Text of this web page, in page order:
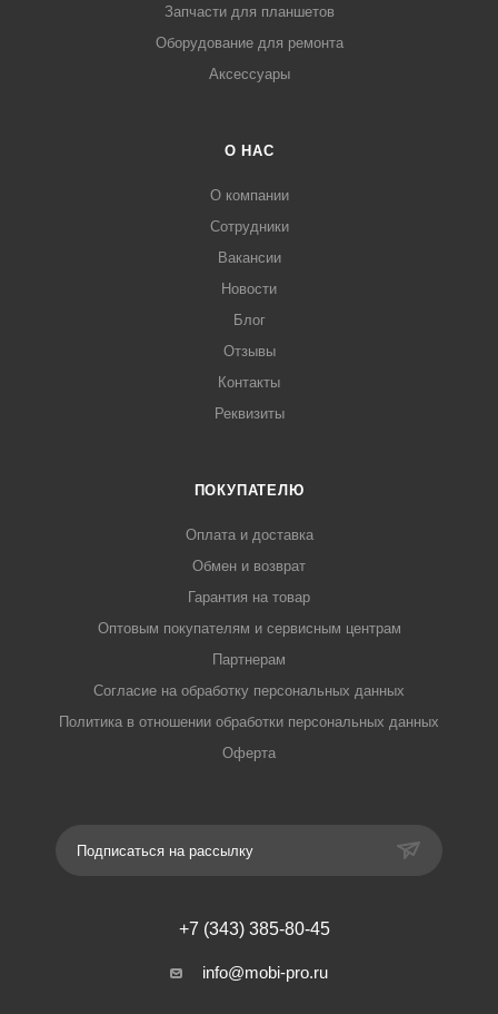
Запчасти для планшетов
Оборудование для ремонта
Аксессуары
О НАС
О компании
Сотрудники
Вакансии
Новости
Блог
Отзывы
Контакты
Реквизиты
ПОКУПАТЕЛЮ
Оплата и доставка
Обмен и возврат
Гарантия на товар
Оптовым покупателям и сервисным центрам
Партнерам
Согласие на обработку персональных данных
Политика в отношении обработки персональных данных
Оферта
Подписаться на рассылку
+7 (343) 385-80-45
info@mobi-pro.ru